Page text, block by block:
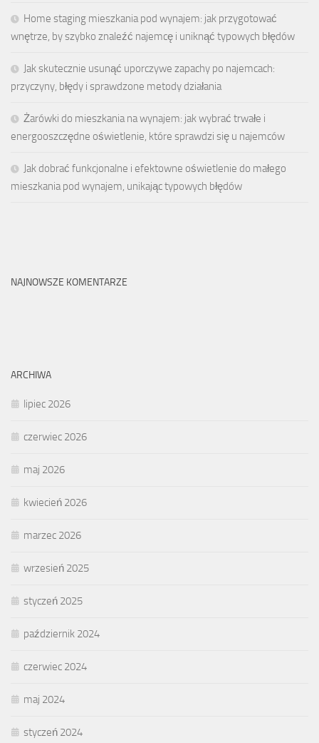
Home staging mieszkania pod wynajem: jak przygotować
wnętrze, by szybko znaleźć najemcę i uniknąć typowych błędów
Jak skutecznie usunąć uporczywe zapachy po najemcach:
przyczyny, błędy i sprawdzone metody działania
Żarówki do mieszkania na wynajem: jak wybrać trwałe i
energooszczędne oświetlenie, które sprawdzi się u najemców
Jak dobrać funkcjonalne i efektowne oświetlenie do małego
mieszkania pod wynajem, unikając typowych błędów
NAJNOWSZE KOMENTARZE
ARCHIWA
lipiec 2026
czerwiec 2026
maj 2026
kwiecień 2026
marzec 2026
wrzesień 2025
styczeń 2025
październik 2024
czerwiec 2024
maj 2024
styczeń 2024